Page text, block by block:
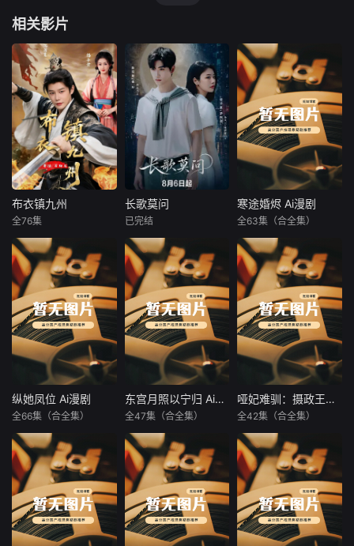
相关影片
布衣镇九州
布衣镇九州
布衣镇九州
全76集
长歌莫问
王坤炎
千年前，雍国泥塑
世家楚门因进贡的
“十二生肖”离奇流
血炸裂，惨遭满门
流放，楚父以死鸣
冤。楚家大小姐楚
梓鸢带着滔天恨
意，在屠刀落地的
瞬间，灵魂跨越千
年，附身到了与她
大学生——楚长歌
的身上。
长歌莫问
已完结
暂无内容
寒途婚烬 Ai漫剧
全63集（合全集）
暂无内容
纵她凤位 Ai漫剧
全66集（合全集）
东宫月照以宁归 Ai漫剧
暂无内容
东宫月照以宁归 Ai漫剧
全47集（合全集）
哑妃难驯：摄政王的掌心娇 Ai漫剧
暂无内容
哑妃难驯：摄政王的掌心娇 Ai漫剧
全42集（合全集）